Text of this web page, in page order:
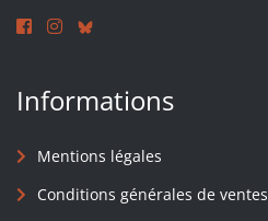
Informations
Mentions légales
Conditions générales de ventes